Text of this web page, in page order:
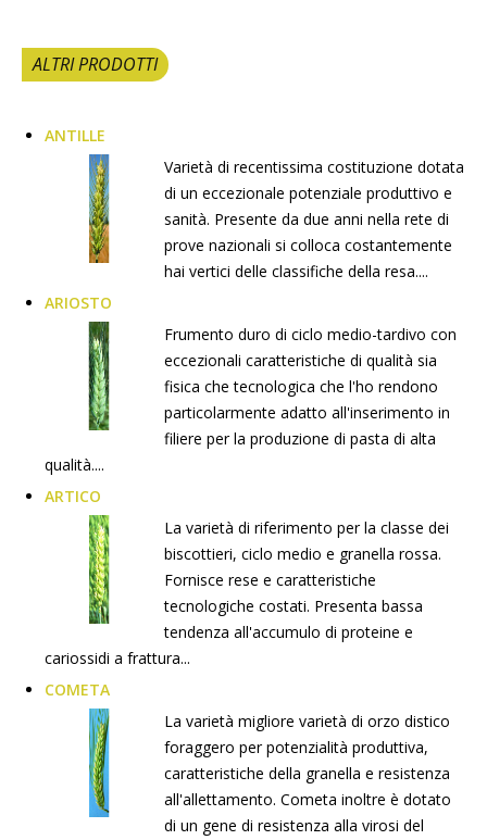
ALTRI PRODOTTI
ANTILLE
Varietà di recentissima costituzione dotata
di un eccezionale potenziale produttivo e
sanità. Presente da due anni nella rete di
prove nazionali si colloca costantemente
hai vertici delle classifiche della resa....
ARIOSTO
Frumento duro di ciclo medio-tardivo con
eccezionali caratteristiche di qualità sia
fisica che tecnologica che l'ho rendono
particolarmente adatto all'inserimento in
filiere per la produzione di pasta di alta
qualità....
ARTICO
La varietà di riferimento per la classe dei
biscottieri, ciclo medio e granella rossa.
Fornisce rese e caratteristiche
tecnologiche costati. Presenta bassa
tendenza all'accumulo di proteine e
cariossidi a frattura...
COMETA
La varietà migliore varietà di orzo distico
foraggero per potenzialità produttiva,
caratteristiche della granella e resistenza
all'allettamento. Cometa inoltre è dotato
di un gene di resistenza alla virosi del